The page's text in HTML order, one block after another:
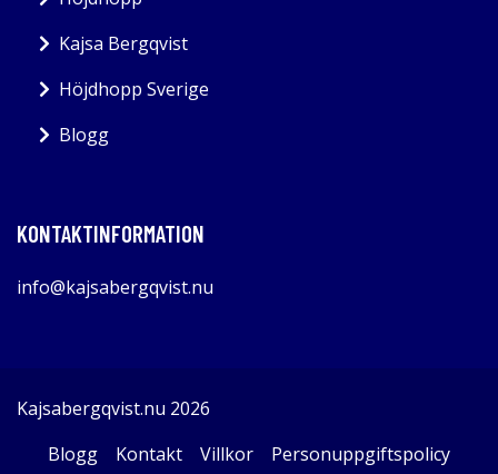
Kajsa Bergqvist
Höjdhopp Sverige
Blogg
KONTAKTINFORMATION
info@kajsabergqvist.nu
Kajsabergqvist.nu 2026
Blogg
Kontakt Villkor
Personuppgiftspolicy